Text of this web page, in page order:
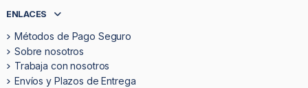
ENLACES
Métodos de Pago Seguro
Sobre nosotros
Trabaja con nosotros
Envíos y Plazos de Entrega